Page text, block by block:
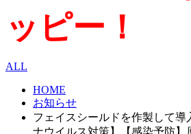
ッピー！
ALL
HOME
お知らせ
フェイスシールドを作製して導
ナウイルス対策】【感染予防】